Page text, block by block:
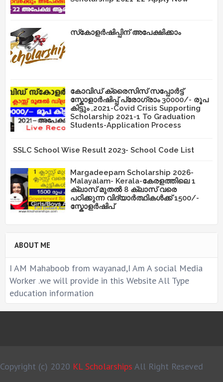
സ്‌കോളർഷിപ്പിന് അപേക്ഷിക്കാം
കോവിഡ് ക്രൈസിസ് സപ്പോർട്ട്
സ്കോളാർഷിപ്പ് പ്രോഗ്രാം 30000/- രൂപ
കിട്ടും ,2021-Covid Crisis Supporting
Scholarship 2021-1 To Graduation
Students-Application Process
SSLC School Wise Result 2023- School Code List
Margadeepam Scholarship 2026-
Malayalam- Kerala-കേരളത്തിലെ 1
ക്ലാസ് മുതൽ 8 ക്ലാസ് വരെ
പഠിക്കുന്ന വിദ്യാർത്ഥികൾക്ക് 1500/-
സ്കോളർഷിപ്
ABOUT ME
I AM Mahaboob from wayanad,I Am A social Media
Worker .we will provide in this Website All Type
education information
Copyright (c) 2020 KL Scholarships All Right Reseved